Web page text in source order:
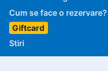
Cum se face o rezervare?
Giftcard
Stiri